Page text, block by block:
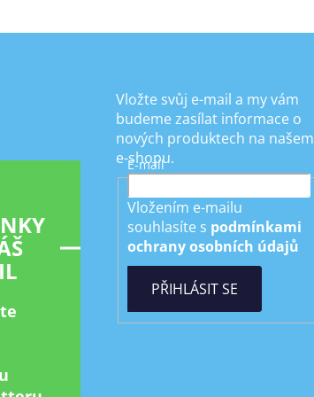
Vložte svůj e-mail a my vám
budeme zasílat informace o
nových produktech na našem
e-shopu.
E-mail
Vložením e-mailu
souhlasíte s podmínkami
ochrany osobních údajů
PŘIHLÁSIT SE